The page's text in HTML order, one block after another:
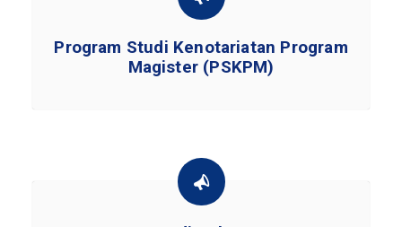
Program Studi Kenotariatan Program
Magister (PSKPM)